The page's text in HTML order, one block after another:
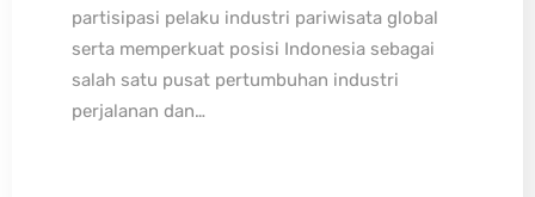
partisipasi pelaku industri pariwisata global
serta memperkuat posisi Indonesia sebagai
salah satu pusat pertumbuhan industri
perjalanan dan…